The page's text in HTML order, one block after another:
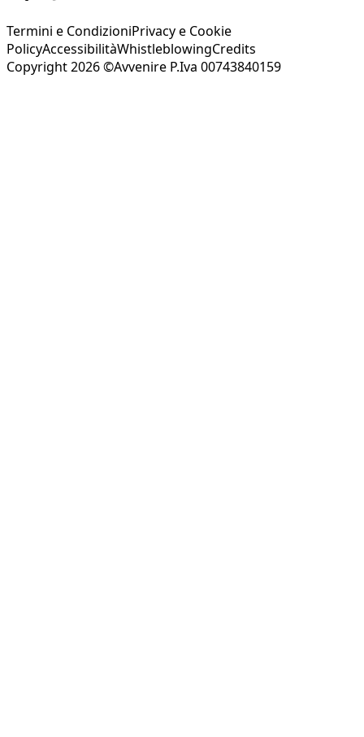
Termini e CondizioniPrivacy e Cookie
PolicyAccessibilitàWhistleblowingCredits
Copyright 2026 ©Avvenire P.Iva 00743840159